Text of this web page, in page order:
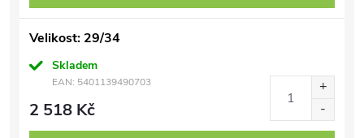
Velikost: 29/34
Skladem
EAN: 5401139490703
2 518 Kč